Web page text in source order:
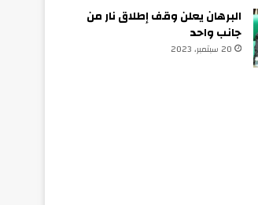
البرهان يعلن وقف إطلاق نار من
جانب واحد
20 سبتمبر، 2023